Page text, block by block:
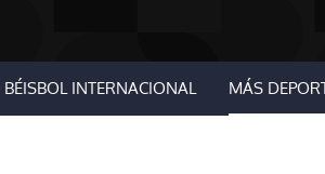
BÉISBOL INTERNACIONAL MÁS